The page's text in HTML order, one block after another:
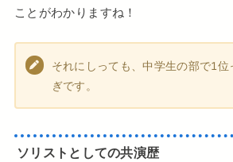
ことがわかりますね！
それにしっても、中学生の部で1
ぎです。
ソリストとしての共演歴